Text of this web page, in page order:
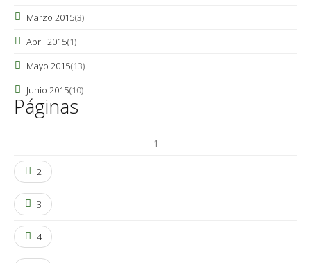
Marzo 2015(3)
Abril 2015(1)
Mayo 2015(13)
Junio 2015(10)
Páginas
1
2
3
4